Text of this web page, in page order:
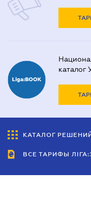
каталог
КАТАЛОГ
ВСЕ ТАРИФЫ